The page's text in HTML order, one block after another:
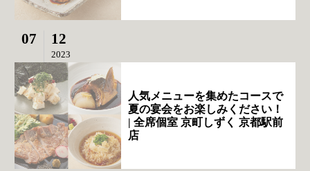
07 12
2023
人気メニューを集めたコースで
夏の宴会をお楽しみください！
| 全席個室 京町しずく 京都駅前
店